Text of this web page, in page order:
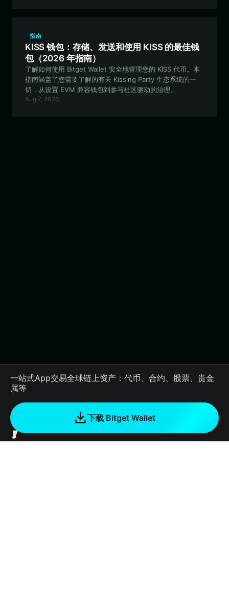
指南
KISS 钱包：存储、发送和使用 KISS 的最佳钱
包（2026 年指南）
了解如何使用 Bitget Wallet 安全地管理您的 KISS 代币。本
指南涵盖了您需要了解的有关 Kissing Party 生态系统的一
切，从设置 EVM 兼容钱包到参与社区驱动的治理。
Aug 7, 2026
一站式App交易全球链上资产：代币、合约、股票、贵金
属等
下载 Bitget Wallet